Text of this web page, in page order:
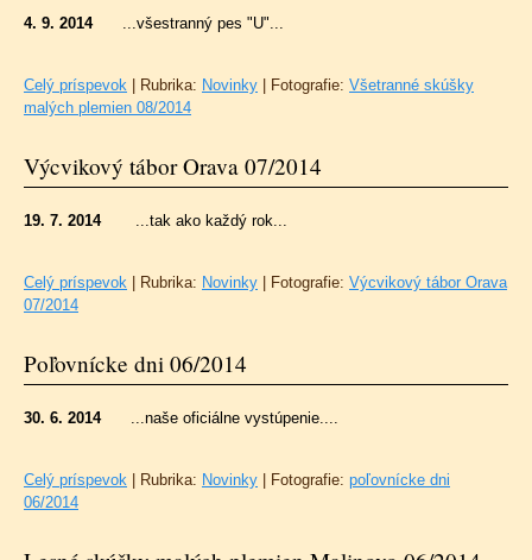
4. 9. 2014 ...všestranný pes "U"...
Celý príspevok Rubrika: Novinky Fotografie: Všetranné skúšky
malých plemien 08/2014
Výcvikový tábor Orava 07/2014
19. 7. 2014 ...tak ako každý rok...
Celý príspevok Rubrika: Novinky Fotografie: Výcvikový tábor Orava
07/2014
Poľovnícke dni 06/2014
30. 6. 2014 ...naše oficiálne vystúpenie....
Celý príspevok Rubrika: Novinky Fotografie: poľovnícke dni
06/2014